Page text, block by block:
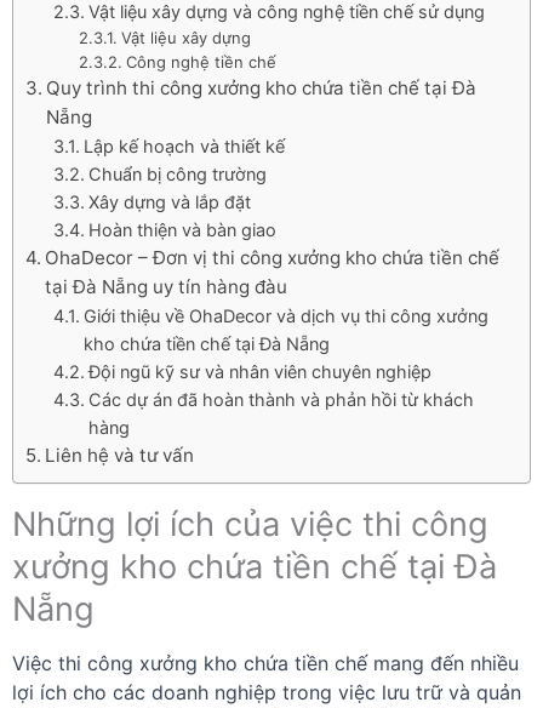
Vật liệu xây dựng và công nghệ tiền chế sử dụng
Vật liệu xây dựng
Công nghệ tiền chế
Quy trình thi công xưởng kho chứa tiền chế tại Đà
Nẵng
Lập kế hoạch và thiết kế
Chuẩn bị công trường
Xây dựng và lắp đặt
Hoàn thiện và bàn giao
OhaDecor – Đơn vị thi công xưởng kho chứa tiền chế
tại Đà Nẵng uy tín hàng đàu
Giới thiệu về OhaDecor và dịch vụ thi công xưởng
kho chứa tiền chế tại Đà Nẵng
Đội ngũ kỹ sư và nhân viên chuyên nghiệp
Các dự án đã hoàn thành và phản hồi từ khách
hàng
Liên hệ và tư vấn
Những lợi ích của việc thi công
xưởng kho chứa tiền chế tại Đà
Nẵng
Việc thi công xưởng kho chứa tiền chế mang đến nhiều
lợi ích cho các doanh nghiệp trong việc lưu trữ và quản